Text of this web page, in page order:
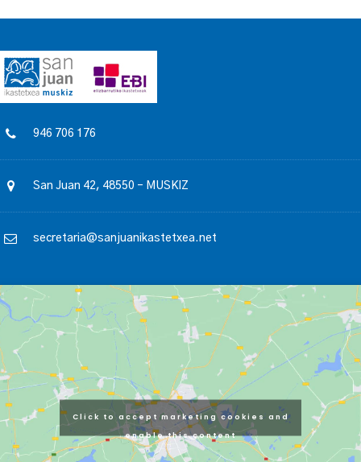
946 706 176
San Juan 42, 48550 – MUSKIZ
secretaria@sanjuanikastetxea.net
Click to accept marketing cookies and
enable this content